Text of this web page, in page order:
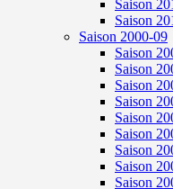
Saison
Saison
Saison 2000-09
Saison
Saison
Saison
Saison
Saison
Saison
Saison
Saison
Saison